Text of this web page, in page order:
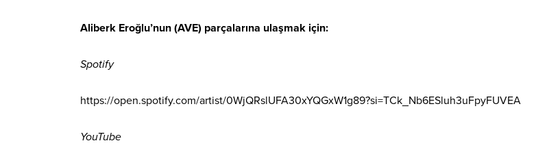
Aliberk Eroğlu’nun (AVE) parçalarına ulaşmak için:
Spotify
https://open.spotify.com/artist/0WjQRslUFA30xYQGxW1g89?si=TCk_Nb6ESluh3uFpyFUVEA
YouTube